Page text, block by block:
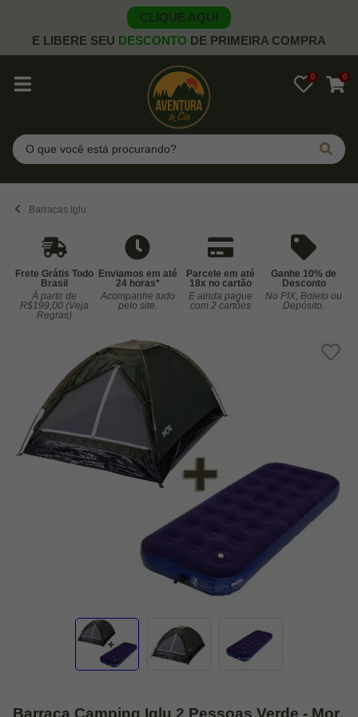
CLIQUE AQUI
E LIBERE SEU DESCONTO DE PRIMEIRA COMPRA
0 0
Pesquisar
Barracas Iglu
Frete Grátis Todo
Brasil
À partir de
R$199,00 (Veja
Regras)
Enviamos em até
24 horas*
Acompanhe tudo
pelo site.
Parcele em até
18x no cartão
E ainda pague
com 2 cartões
Ganhe 10% de
Desconto
No PIX, Boleto ou
Depósito.
Barraca Camping Iglu 2 Pessoas Verde - Mor